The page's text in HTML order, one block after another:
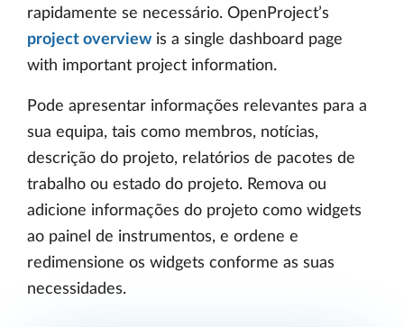
rapidamente se necessário. OpenProject’s
project overview is a single dashboard page
with important project information.
Pode apresentar informações relevantes para a
sua equipa, tais como membros, notícias,
descrição do projeto, relatórios de pacotes de
trabalho ou estado do projeto. Remova ou
adicione informações do projeto como widgets
ao painel de instrumentos, e ordene e
redimensione os widgets conforme as suas
necessidades.